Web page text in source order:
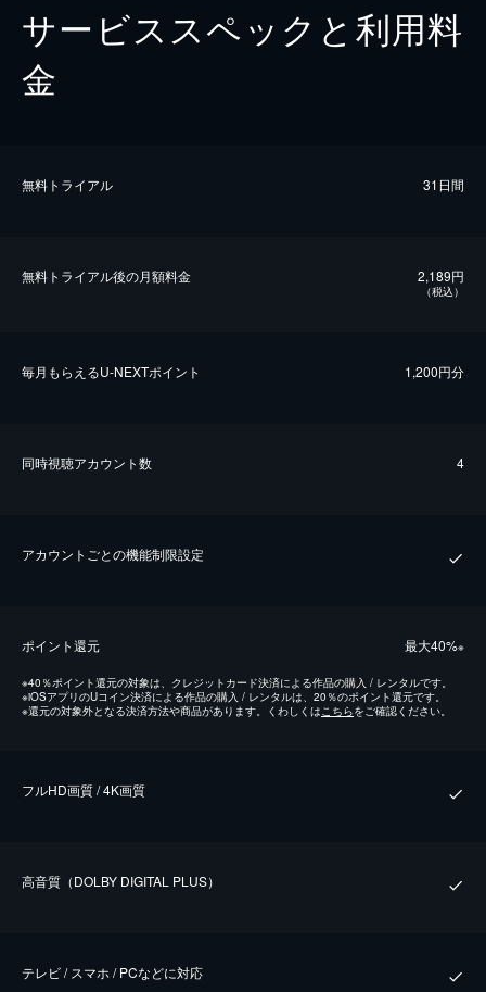
サービススペックと利用料
金
無料トライアル 31日間
無料トライアル後の⽉額料金 2,189円
（税込）
毎⽉もらえるU-NEXTポイント 1,200円分
同時視聴アカウント数 4
アカウントごとの機能制限設定
ポイント還元 最⼤40%※
※40％ポイント還元の対象は、クレジットカード決済による作品の購入 / レンタルです。
※iOSアプリのUコイン決済による作品の購入 / レンタルは、20％のポイント還元です。
※還元の対象外となる決済方法や商品があります。くわしくは こちらをご確認ください。
フルHD画質 / 4K画質
⾼⾳質（DOLBY DIGITAL PLUS）
テレビ / スマホ / PCなどに対応